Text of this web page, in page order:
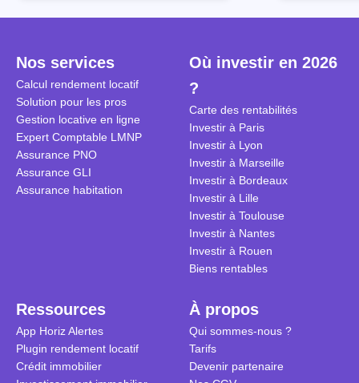
sont des meublés touristiques à
est-ce rentable ? Quels sont les
frais à prévoir ? Les différentes
conditions à remplir ?
idées
entendu)
encore ne
d’autres
Nos services
Calcul rendement locatif
Solution pour les pros
Gestion locative en ligne
Expert Comptable LMNP
Assurance PNO
Assurance GLI
Assurance habitation
Où investir en 2026
?
Carte des rentabilités
Investir à Paris
Investir à Lyon
Investir à Marseille
Investir à Bordeaux
Investir à Lille
Investir à Toulouse
Investir à Nantes
Investir à Rouen
Biens rentables
Ressources
App Horiz Alertes
Plugin rendement locatif
Crédit immobilier
À propos
Qui sommes-nous ?
Tarifs
Devenir partenaire